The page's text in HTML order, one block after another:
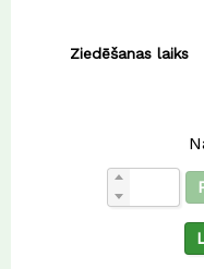
Ziedēšanas laiks